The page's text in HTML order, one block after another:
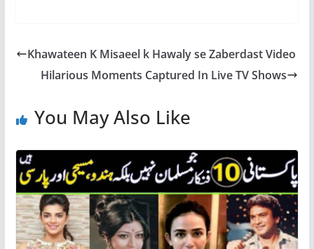
Khawateen K Misaeel k Hawaly se Zaberdast Video
Hilarious Moments Captured In Live TV Shows
You May Also Like